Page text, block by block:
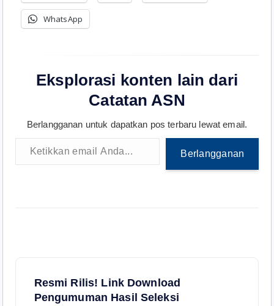
WhatsApp
Eksplorasi konten lain dari
Catatan ASN
Berlangganan untuk dapatkan pos terbaru lewat email.
Ketikkan email Anda...
Berlangganan
Resmi Rilis! Link Download
Pengumuman Hasil Seleksi